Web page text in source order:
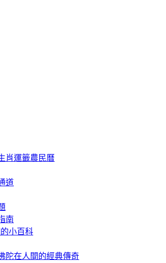
肖運籤農民曆
道
南
小百科
陀在人間的經典傳奇